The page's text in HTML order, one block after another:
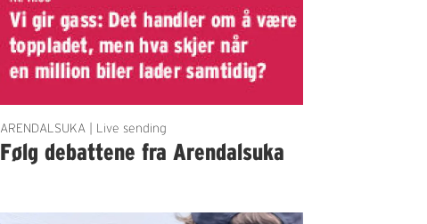
ARENDALSUKA | Live sending
Følg debattene fra Arendalsuka